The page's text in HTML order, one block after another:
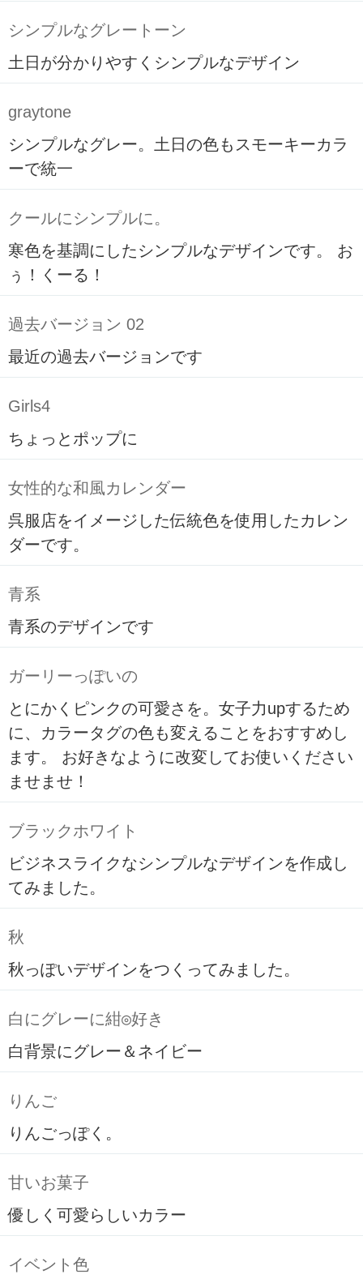
シンプルなグレートーン
土日が分かりやすくシンプルなデザイン
graytone
シンプルなグレー。土日の色もスモーキーカラ
ーで統一
クールにシンプルに。
寒色を基調にしたシンプルなデザインです。 お
ぅ！くーる！
過去バージョン 02
最近の過去バージョンです
Girls4
ちょっとポップに
女性的な和風カレンダー
呉服店をイメージした伝統色を使用したカレン
ダーです。
青系
青系のデザインです
ガーリーっぽいの
とにかくピンクの可愛さを。女子力upするため
に、カラータグの色も変えることをおすすめし
ます。 お好きなように改変してお使いください
ませませ！
ブラックホワイト
ビジネスライクなシンプルなデザインを作成し
てみました。
秋
秋っぽいデザインをつくってみました。
白にグレーに紺◎好き
白背景にグレー＆ネイビー
りんご
りんごっぽく。
甘いお菓子
優しく可愛らしいカラー
イベント色